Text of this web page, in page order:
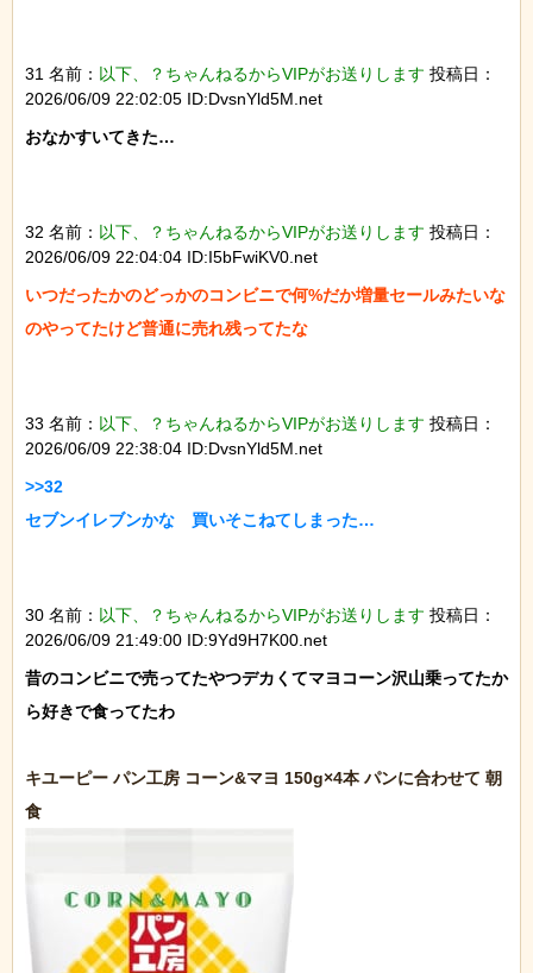
31 名前： 以下、？ちゃんねるからVIPがお送りします 投稿日：
2026/06/09 22:02:05 ID:DvsnYld5M.net
おなかすいてきた…
32 名前： 以下、？ちゃんねるからVIPがお送りします 投稿日：
2026/06/09 22:04:04 ID:I5bFwiKV0.net
いつだったかのどっかのコンビニで何%だか増量セールみたいな
のやってたけど普通に売れ残ってたな
33 名前： 以下、？ちゃんねるからVIPがお送りします 投稿日：
2026/06/09 22:38:04 ID:DvsnYld5M.net
>>32
セブンイレブンかな　買いそこねてしまった…
30 名前： 以下、？ちゃんねるからVIPがお送りします 投稿日：
2026/06/09 21:49:00 ID:9Yd9H7K00.net
昔のコンビニで売ってたやつデカくてマヨコーン沢山乗ってたか
ら好きで食ってたわ
キユーピー パン工房 コーン&マヨ 150g×4本 パンに合わせて 朝